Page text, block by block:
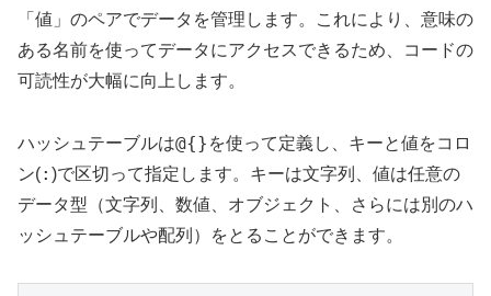
「値」のペアでデータを管理します。これにより、意味の
ある名前を使ってデータにアクセスできるため、コードの
可読性が大幅に向上します。
ハッシュテーブルは@{} を使って定義し、キーと値をコロ
ン(: )で区切って指定します。キーは文字列、値は任意の
データ型（文字列、数値、オブジェクト、さらには別のハ
ッシュテーブルや配列）をとることができます。